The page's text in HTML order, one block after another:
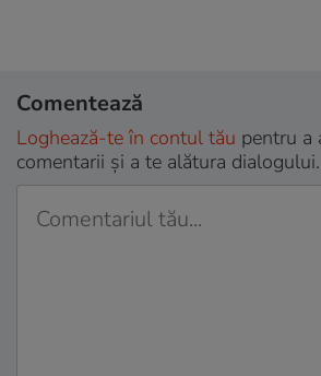
Comentează
Loghează-te în contul tău pentru a
comentarii și a te alătura dialogului.